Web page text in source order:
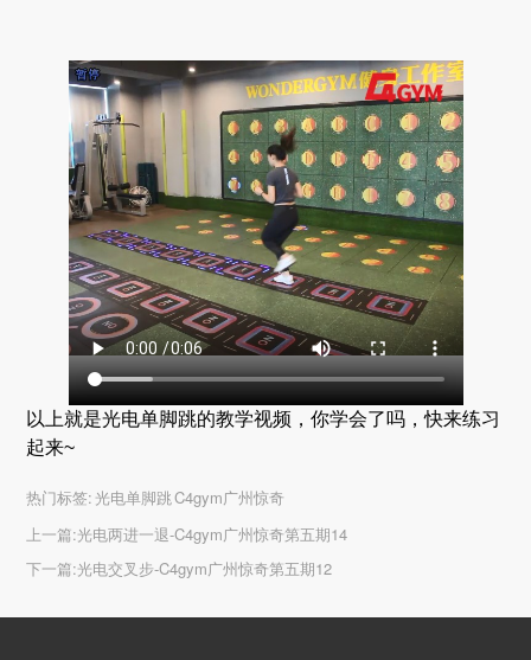
以上就是光电单脚跳的教学视频，你学会了吗，快来练习
起来~
热门标签: 光电单脚跳 C4gym广州惊奇
上一篇:光电两进一退-C4gym广州惊奇第五期14
下一篇:光电交叉步-C4gym广州惊奇第五期12